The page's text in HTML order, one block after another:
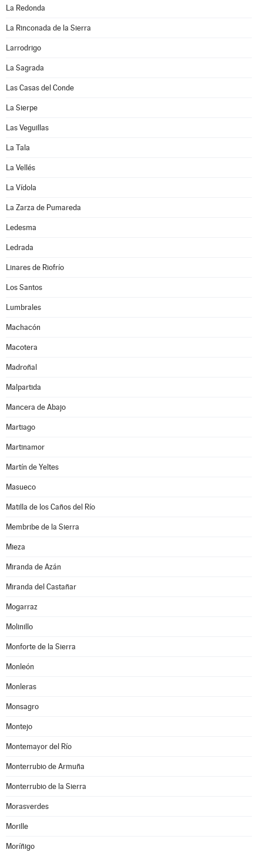
La Redonda
La Rinconada de la Sierra
Larrodrigo
La Sagrada
Las Casas del Conde
La Sierpe
Las Veguillas
La Tala
La Vellés
La Vídola
La Zarza de Pumareda
Ledesma
Ledrada
Linares de Riofrío
Los Santos
Lumbrales
Machacón
Macotera
Madroñal
Malpartida
Mancera de Abajo
Martiago
Martinamor
Martín de Yeltes
Masueco
Matilla de los Caños del Río
Membribe de la Sierra
Mieza
Miranda de Azán
Miranda del Castañar
Mogarraz
Molinillo
Monforte de la Sierra
Monleón
Monleras
Monsagro
Montejo
Montemayor del Río
Monterrubio de Armuña
Monterrubio de la Sierra
Morasverdes
Morille
Moríñigo